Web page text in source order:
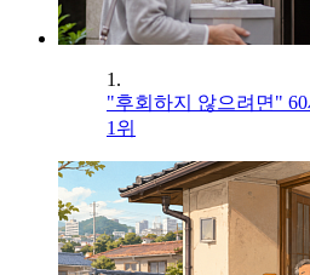
1.
"후회하지 않으려면"
1위